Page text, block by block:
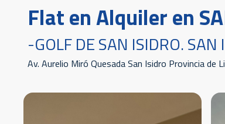
Flat en Alquiler en
-GOLF DE SAN ISIDRO.
Av. Aurelio Miró Quesada San Isidro Provincia de